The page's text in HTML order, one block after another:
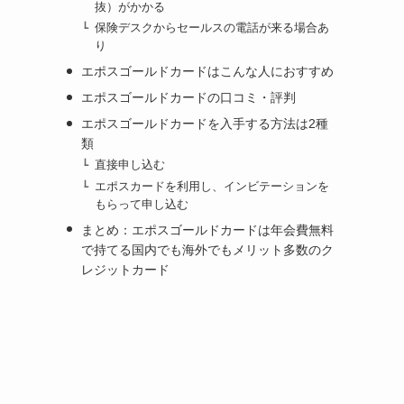
抜）がかかる
保険デスクからセールスの電話が来る場合あ
り
エポスゴールドカードはこんな人におすすめ
エポスゴールドカードの口コミ・評判
エポスゴールドカードを入手する方法は2種
類
直接申し込む
エポスカードを利用し、インビテーションを
もらって申し込む
まとめ：エポスゴールドカードは年会費無料
で持てる国内でも海外でもメリット多数のク
レジットカード